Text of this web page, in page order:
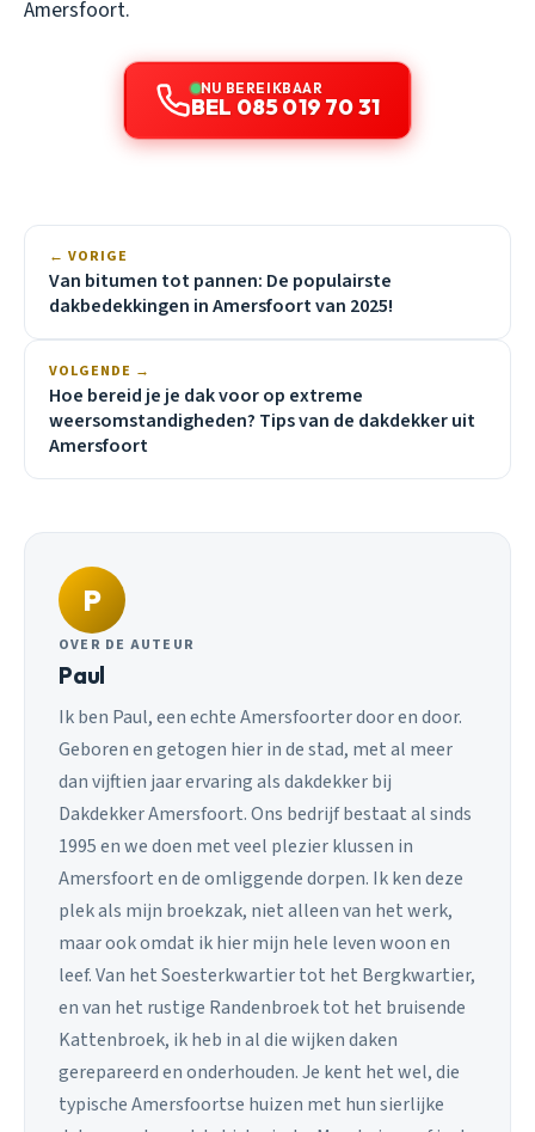
Amersfoort.
NU BEREIKBAAR
BEL 085 019 70 31
← VORIGE
Van bitumen tot pannen: De populairste
dakbedekkingen in Amersfoort van 2025!
VOLGENDE →
Hoe bereid je je dak voor op extreme
weersomstandigheden? Tips van de dakdekker uit
Amersfoort
P
OVER DE AUTEUR
Paul
Ik ben Paul, een echte Amersfoorter door en door.
Geboren en getogen hier in de stad, met al meer
dan vijftien jaar ervaring als dakdekker bij
Dakdekker Amersfoort. Ons bedrijf bestaat al sinds
1995 en we doen met veel plezier klussen in
Amersfoort en de omliggende dorpen. Ik ken deze
plek als mijn broekzak, niet alleen van het werk,
maar ook omdat ik hier mijn hele leven woon en
leef. Van het Soesterkwartier tot het Bergkwartier,
en van het rustige Randenbroek tot het bruisende
Kattenbroek, ik heb in al die wijken daken
gerepareerd en onderhouden. Je kent het wel, die
typische Amersfoortse huizen met hun sierlijke